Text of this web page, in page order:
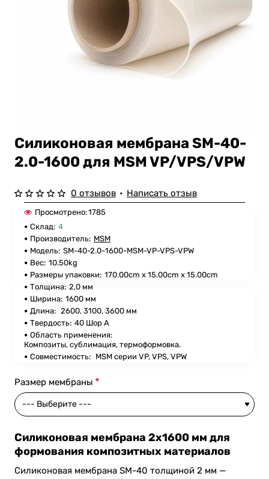
Силиконовая мембрана SM-40-
2.0-1600 для MSM VP/VPS/VPW
Склад: 4
Производитель: MSM
Модель: SM-40-2.0-1600-MSM-VP-VPS-VPW
Вес: 10.50kg
Размеры упаковки: 170.00cm x 15.00cm x 15.00cm
Просмотрено:1785
0 отзывов • Написать отзыв
Толщина: 2,0 мм
Ширина: 1600 мм
Длина: 2600, 3100, 3600 мм
Твердость: 40 Шор А
Область применения:
Композиты, сублимация, термоформовка.
Совместимость: MSM серии VP, VPS, VPW
Размер мембраны
Силиконовая мембрана 2x1600 мм для
формования композитных материалов
Силиконовая мембрана SM-40 толщиной 2 мм —